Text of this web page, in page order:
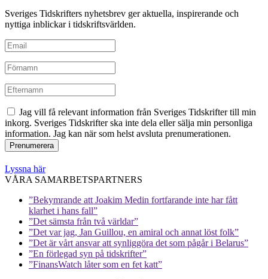
Sveriges Tidskrifters nyhetsbrev ger aktuella, inspirerande och
nyttiga inblickar i tidskriftsvärlden.
Jag vill få relevant information från Sveriges Tidskrifter till min
inkorg. Sveriges Tidskrifter ska inte dela eller sälja min personliga
information. Jag kan när som helst avsluta prenumerationen.
Lyssna här
VÅRA SAMARBETSPARTNERS
”Bekymrande att Joakim Medin fortfarande inte har fått
klarhet i hans fall”
”Det sämsta från två världar”
”Det var jag, Jan Guillou, en amiral och annat löst folk”
”Det är vårt ansvar att synliggöra det som pågår i Belarus”
”En förlegad syn på tidskrifter”
”FinansWatch låter som en fet katt”